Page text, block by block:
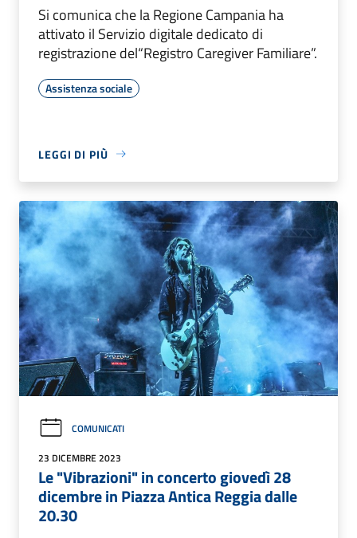
Si comunica che la Regione Campania ha
attivato il Servizio digitale dedicato di
registrazione del“Registro Caregiver Familiare”.
Assistenza sociale
LEGGI DI PIÙ
COMUNICATI
23 DICEMBRE 2023
Le "Vibrazioni" in concerto giovedì 28
dicembre in Piazza Antica Reggia dalle
20.30